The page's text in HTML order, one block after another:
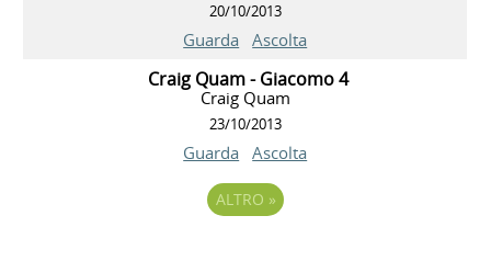
20/10/2013
Guarda Ascolta
Craig Quam - Giacomo 4
Craig Quam
23/10/2013
Guarda Ascolta
ALTRO »